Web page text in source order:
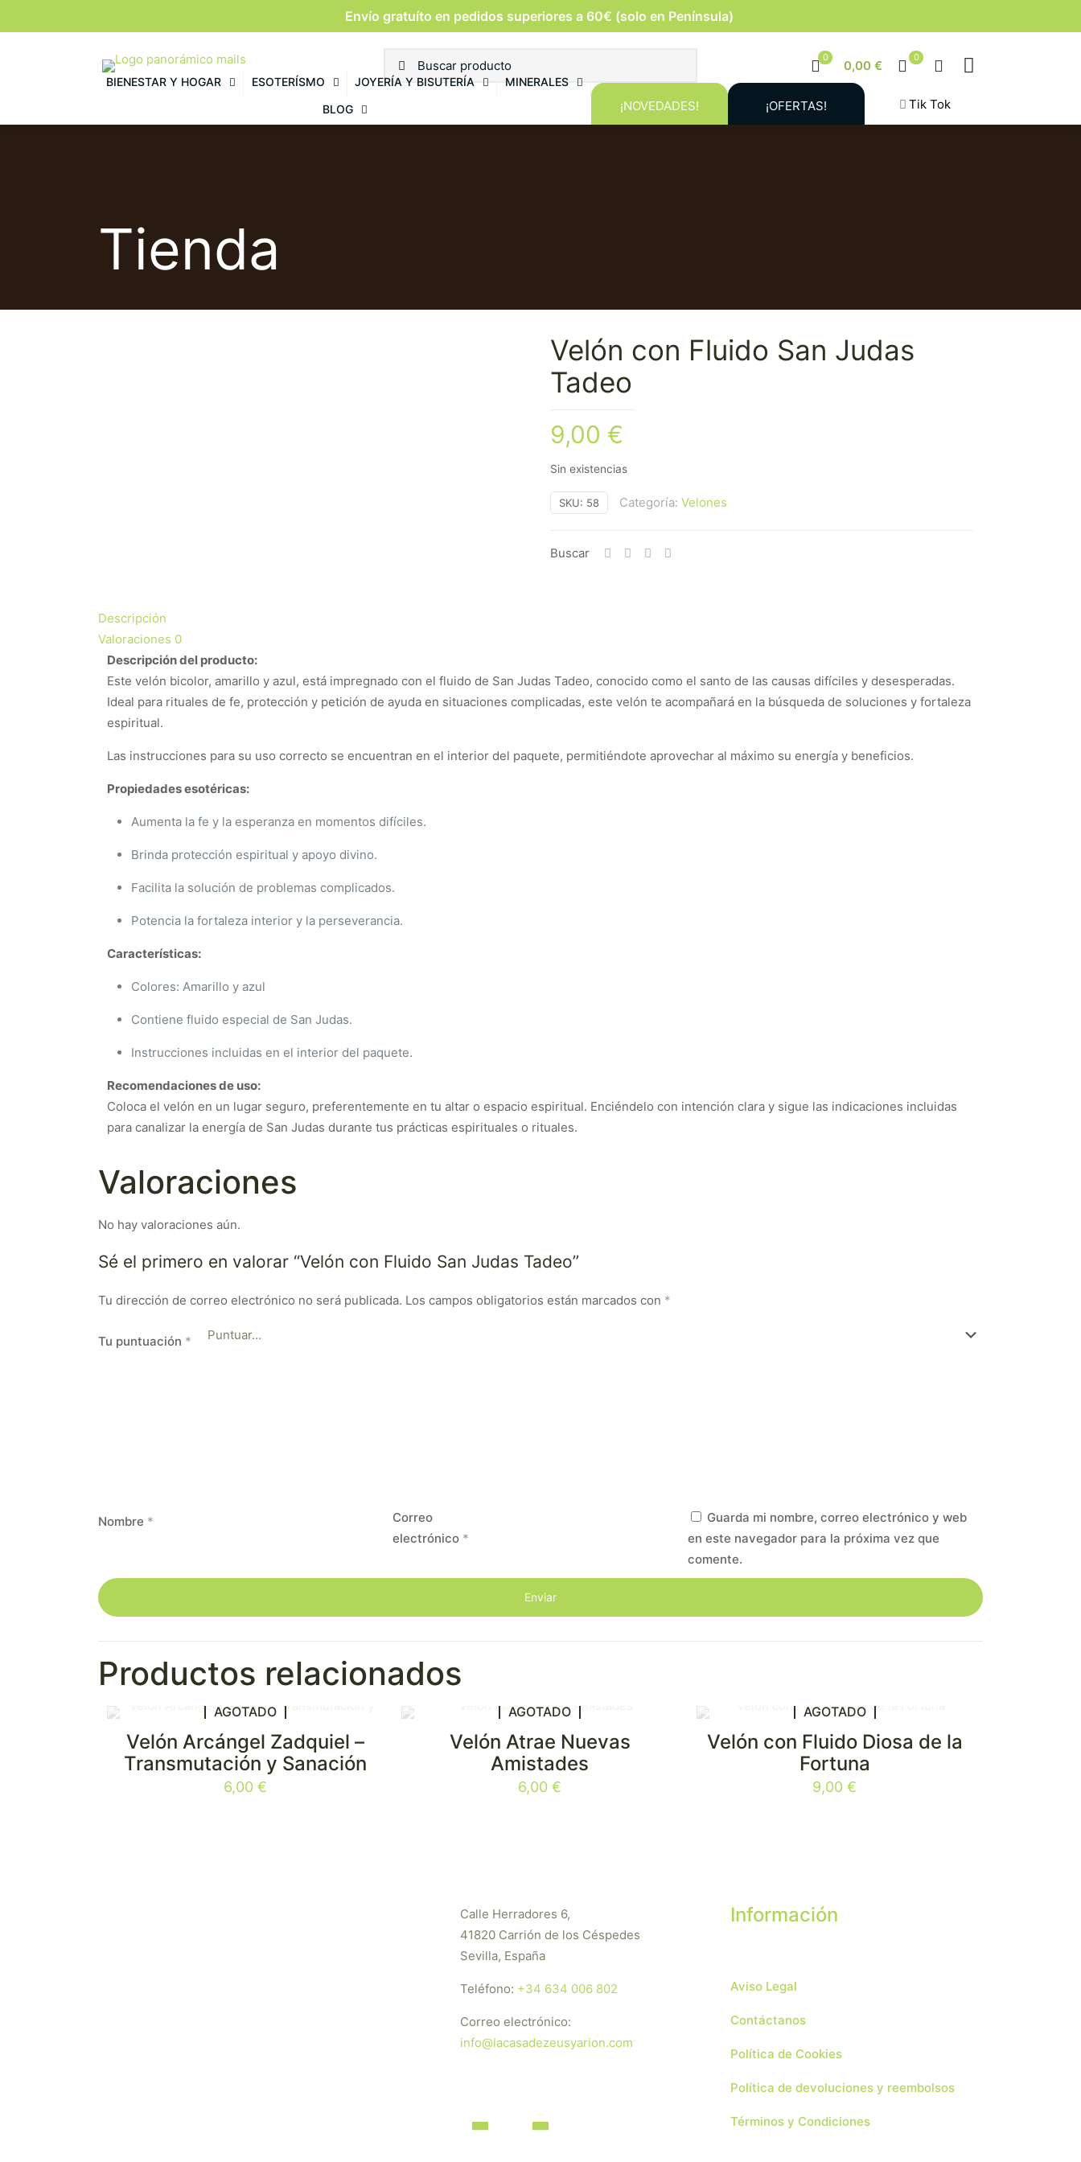
Envío gratuíto en pedidos superiores a 60€ (solo en Península)
0
0,00 €
0
BIENESTAR Y HOGAR ESOTERÍSMO JOYERÍA Y BISUTERÍA
MINERALES
BLOG
¡NOVEDADES! ¡OFERTAS! Tik Tok
Tienda
Velón con Fluido San Judas
Tadeo
9,00 €
Sin existencias
SKU: 58 Categoría: Velones
Buscar
Descripción
Valoraciones 0
Descripción del producto:
Este velón bicolor, amarillo y azul, está impregnado con el fluido de San Judas Tadeo, conocido como el santo de las causas difíciles y desesperadas.
Ideal para rituales de fe, protección y petición de ayuda en situaciones complicadas, este velón te acompañará en la búsqueda de soluciones y fortaleza
espiritual.
Las instrucciones para su uso correcto se encuentran en el interior del paquete, permitiéndote aprovechar al máximo su energía y beneficios.
Propiedades esotéricas:
Aumenta la fe y la esperanza en momentos difíciles.
Brinda protección espiritual y apoyo divino.
Facilita la solución de problemas complicados.
Potencia la fortaleza interior y la perseverancia.
Características:
Colores: Amarillo y azul
Contiene fluido especial de San Judas.
Instrucciones incluidas en el interior del paquete.
Recomendaciones de uso:
Coloca el velón en un lugar seguro, preferentemente en tu altar o espacio espiritual. Enciéndelo con intención clara y sigue las indicaciones incluidas
para canalizar la energía de San Judas durante tus prácticas espirituales o rituales.
Valoraciones
No hay valoraciones aún.
Sé el primero en valorar “Velón con Fluido San Judas Tadeo”
Tu dirección de correo electrónico no será publicada. Los campos obligatorios están marcados con *
Tu puntuación *
Nombre *
Correo
electrónico *
Guarda mi nombre, correo electrónico y web
en este navegador para la próxima vez que
comente.
Productos relacionados
AGOTADO
Velón Arcángel Zadquiel –
Transmutación y Sanación
6,00€
AGOTADO
Velón Atrae Nuevas
Amistades
6,00€
AGOTADO
Velón con Fluido Diosa de la
Fortuna
9,00€
Calle Herradores 6,
41820 Carrión de los Céspedes
Sevilla, España
Teléfono: +34 634 006 802
Correo electrónico:
info@lacasadezeusyarion.com
Información
Aviso Legal
Contáctanos
Política de Cookies
Política de devoluciones y reembolsos
Términos y Condiciones